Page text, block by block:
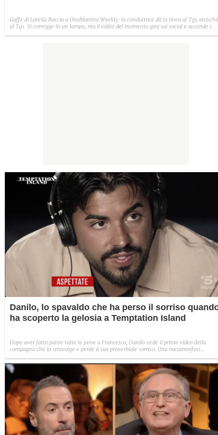
Gaffe di Lorella Boccia a UnoMattina Weekly: la conduttrice dà la linea al Tg5 anziché
al Tg1. Si corregge in un lampo, ma il video del momento gira sui social e accende i
Danilo, lo spavaldo che ha perso il sorriso
ha scoperto la gelosia a Temptation Island
Dopo aver fatto patire tutte le pene a Francesca, Danilo vede il primo video della
compagna che lo stravolge e perde il suo proverbiale sorriso. Una metamorfosi